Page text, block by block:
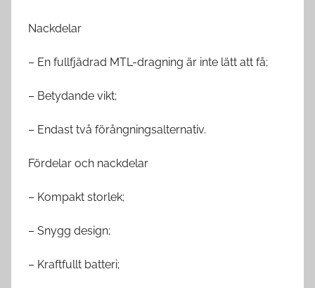
Nackdelar
– En fullfjädrad MTL-dragning är inte lätt att få;
– Betydande vikt;
– Endast två förångningsalternativ.
Fördelar och nackdelar
– Kompakt storlek;
– Snygg design;
– Kraftfullt batteri;